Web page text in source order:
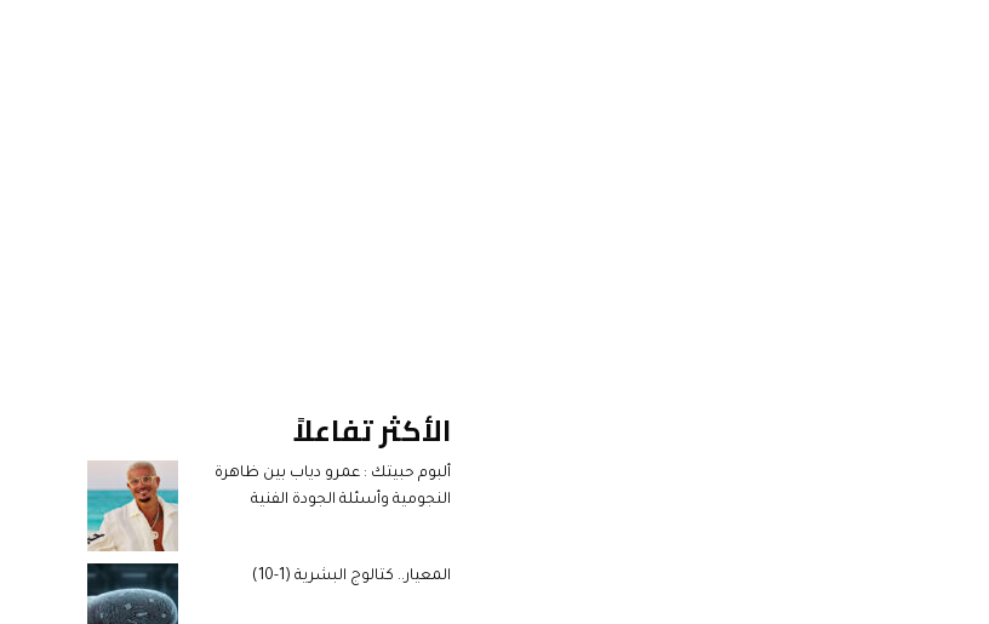
الأكثر تفاعلاً
ألبوم حبيتك : عمرو دياب بين ظاهرة
النجومية وأسئلة الجودة الفنية
المعيار.. كتالوج البشرية (1-10)